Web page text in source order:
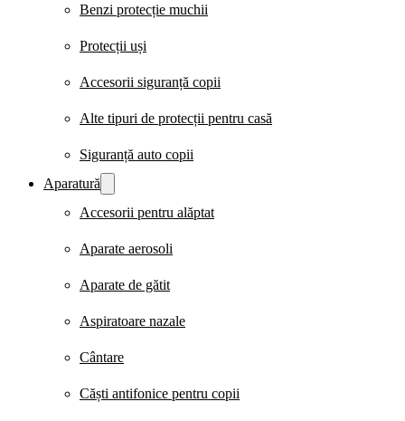
Benzi protecție muchii
Protecții uși
Accesorii siguranță copii
Alte tipuri de protecții pentru casă
Siguranță auto copii
Aparatură
Accesorii pentru alăptat
Aparate aerosoli
Aparate de gătit
Aspiratoare nazale
Cântare
Căști antifonice pentru copii